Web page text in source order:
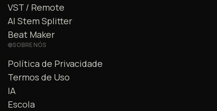
VST / Remote
AI Stem Splitter
Beat Maker
SOBRE NÓS
Política de Privacidade
Termos de Uso
IA
Escola